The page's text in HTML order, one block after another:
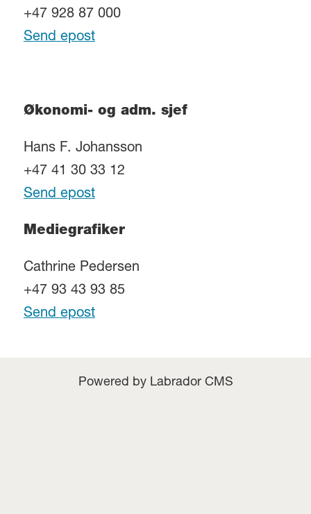
+47 928 87 000
Send epost
Økonomi- og adm. sjef
Hans F. Johansson
+47 41 30 33 12
Send epost
Mediegrafiker
Cathrine Pedersen
+47 93 43 93 85
Send epost
Powered by Labrador CMS